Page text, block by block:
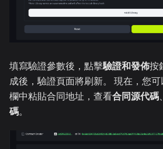
填寫驗證參數後，點擊驗證和發佈按
成後，驗證頁面將刷新。 現在，您
欄中粘貼合同地址，查看合同源代碼、
碼。